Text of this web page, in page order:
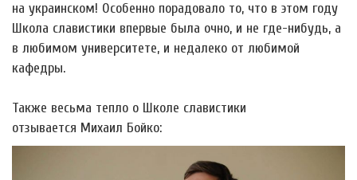
на украинском! Особенно порадовало то, что в этом году
Школа славистики впервые была очно, и не где-нибудь, а
в любимом университете, и недалеко от любимой
кафедры.
Также весьма тепло о Школе славистики
отзывается Михаил Бойко: